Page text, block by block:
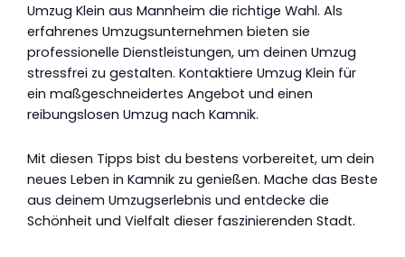
Umzug Klein aus Mannheim die richtige Wahl. Als
erfahrenes Umzugsunternehmen bieten sie
professionelle Dienstleistungen, um deinen Umzug
stressfrei zu gestalten. Kontaktiere Umzug Klein für
ein maßgeschneidertes Angebot und einen
reibungslosen Umzug nach Kamnik.
Mit diesen Tipps bist du bestens vorbereitet, um dein
neues Leben in Kamnik zu genießen. Mache das Beste
aus deinem Umzugserlebnis und entdecke die
Schönheit und Vielfalt dieser faszinierenden Stadt.